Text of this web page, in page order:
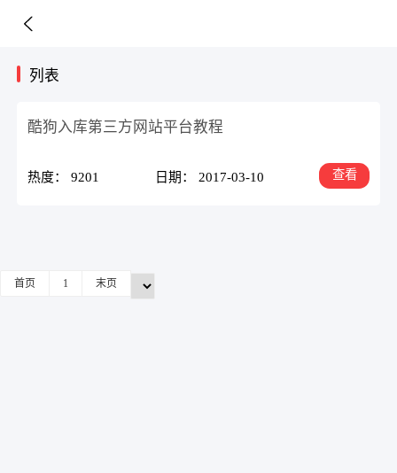
列表
酷狗入库第三方网站平台教程
热度： 9201 日期： 2017-03-10 查看
首页 1 末页